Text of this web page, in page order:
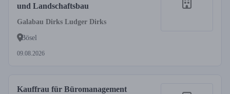
und Landschaftsbau
Galabau Dirks Ludger Dirks
Bösel
09.08.2026
Kauffrau für Büromanagement